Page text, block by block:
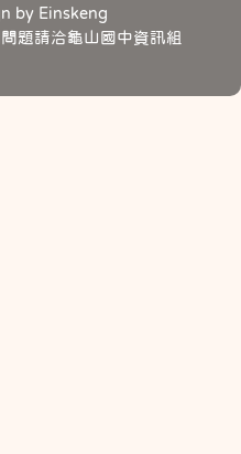
by Einskeng
題請洽龜山國中資訊組